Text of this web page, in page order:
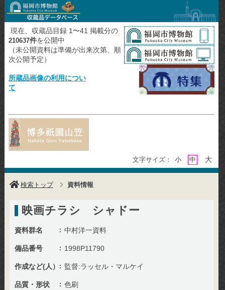
現在、収蔵品目録 1〜41 掲載分の
210637件を公開中
（未公開資料は準備が出来次第、順
次公開予定）
所蔵品画像の利用につい
て
文字サイズ： 小 中 大
検索トップ 資料情報
映画チラシ シャドー
資料群名 中村洋一資料
備品番号 1998P11790
作成など(人） 監督:ラッセル・マルケイ
品質・形状 色刷